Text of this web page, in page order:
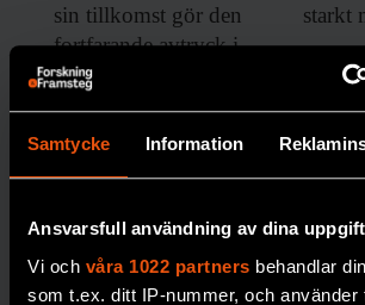
Samtycke Information
Ansvarsfull användning av dina
Vi och våra 1022 partners behandlar
som t.ex. ditt IP-nummer, och använder
sin tillkomst gör den
fortfarande avtryck i
debatten.
SOCIOLOGI
starkt